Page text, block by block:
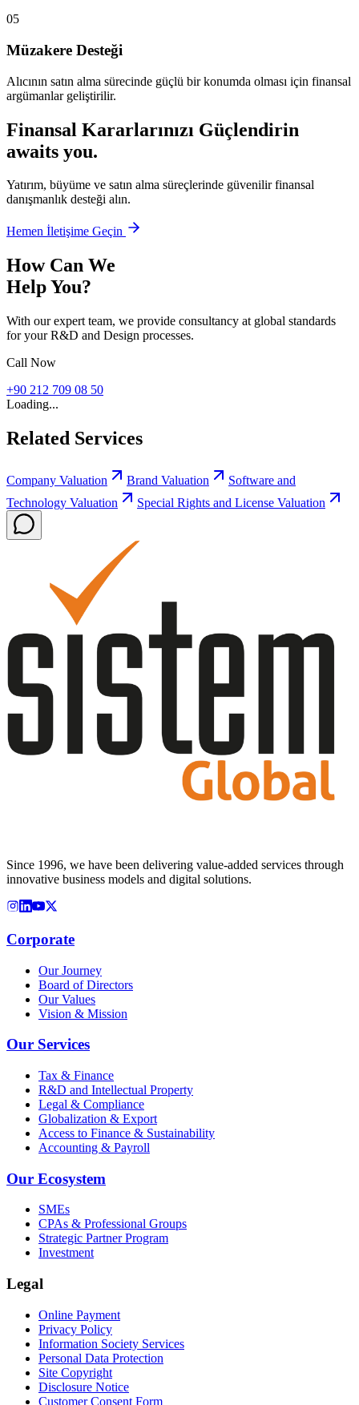
05
Müzakere Desteği
Alıcının satın alma sürecinde güçlü bir konumda olması için finansal
argümanlar geliştirilir.
Finansal Kararlarınızı Güçlendirin
awaits you.
Yatırım, büyüme ve satın alma süreçlerinde güvenilir finansal
danışmanlık desteği alın.
Hemen İletişime Geçin
How Can We
Help You?
With our expert team, we provide consultancy at global standards
for your R&D and Design processes.
Call Now
+90 212 709 08 50
Loading...
Related Services
Company Valuation Brand Valuation
Software and
Technology Valuation
Special Rights and License Valuation
Since 1996, we have been delivering value-added services through
innovative business models and digital solutions.
Corporate
Our Journey
Board of Directors
Our Values
Vision & Mission
Our Services
Tax & Finance
R&D and Intellectual Property
Legal & Compliance
Globalization & Export
Access to Finance & Sustainability
Accounting & Payroll
Our Ecosystem
SMEs
CPAs & Professional Groups
Strategic Partner Program
Investment
Legal
Online Payment
Privacy Policy
Information Society Services
Personal Data Protection
Site Copyright
Disclosure Notice
Customer Consent Form